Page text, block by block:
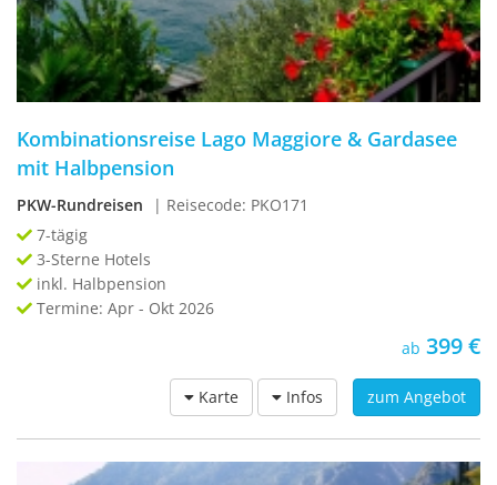
Kombinationsreise Lago Maggiore & Gardasee
mit Halbpension
PKW-Rundreisen
| Reisecode: PKO171
7-tägig
3-Sterne Hotels
inkl. Halbpension
Termine: Apr - Okt 2026
ab 399 €
Karte Infos zum Angebot